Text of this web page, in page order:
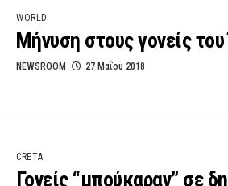
WORLD
Μήνυση στους γονείς
NEWSROOM 27 Μαΐου 2018
CRETA
Γονείς “μπούκαραν” σε